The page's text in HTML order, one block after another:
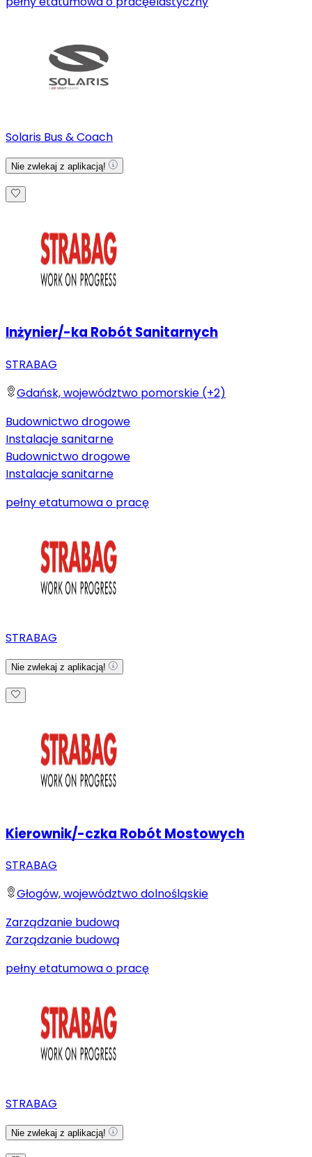
Solaris Bus & Coach
Nie zwlekaj z aplikacją!
Inżynier/-ka Robót Sanitarnych
STRABAG
Gdańsk, województwo pomorskie (+2)
Budownictwo drogowe
Instalacje sanitarne
Budownictwo drogowe
Instalacje sanitarne
pełny etatumowa o pracę
STRABAG
Nie zwlekaj z aplikacją!
Kierownik/-czka Robót Mostowych
STRABAG
Głogów, województwo dolnośląskie
Zarządzanie budową
Zarządzanie budową
pełny etatumowa o pracę
STRABAG
Nie zwlekaj z aplikacją!